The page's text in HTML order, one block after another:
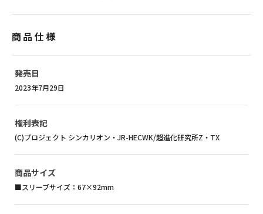
商品仕様
発売日
2023年7月29日
権利表記
(C)プロジェクト シンカリオン・JR-HECWK/超進化研究所Z・TX
商品サイズ
■スリーブサイズ：67×92mm